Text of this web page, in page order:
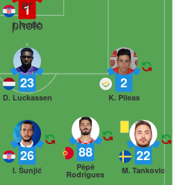
1
I. Ivušić
2
K. Pileas
23
D. Luckassen
22
M. Tankovic
88
Pêpê
Rodrigues
26
I. Šunjić